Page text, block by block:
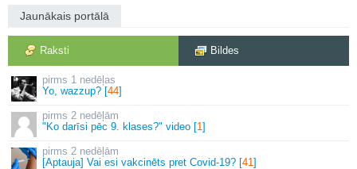
Jaunākais portālā
Raksti Bildes
1 nedēļas
Yo, wazzup? [44]
2 nedēļām
"Ko darīsi pēc 9. klases?" video [1]
2 nedēļām
[Aptauja] Vai esi vakcinēts pret Covid-19? [41]